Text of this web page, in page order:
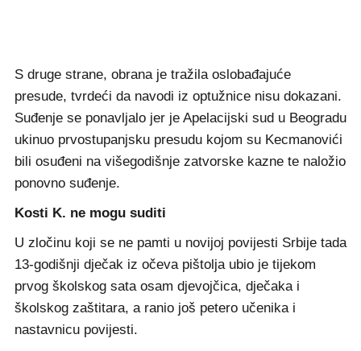
S druge strane, obrana je tražila oslobađajuće
presude, tvrdeći da navodi iz optužnice nisu dokazani.
Suđenje se ponavljalo jer je Apelacijski sud u Beogradu
ukinuo prvostupanjsku presudu kojom su Kecmanovići
bili osuđeni na višegodišnje zatvorske kazne te naložio
ponovno suđenje.
Kosti K. ne mogu suditi
U zločinu koji se ne pamti u novijoj povijesti Srbije tada
13-godišnji dječak iz očeva pištolja ubio je tijekom
prvog školskog sata osam djevojčica, dječaka i
školskog zaštitara, a ranio još petero učenika i
nastavnicu povijesti.